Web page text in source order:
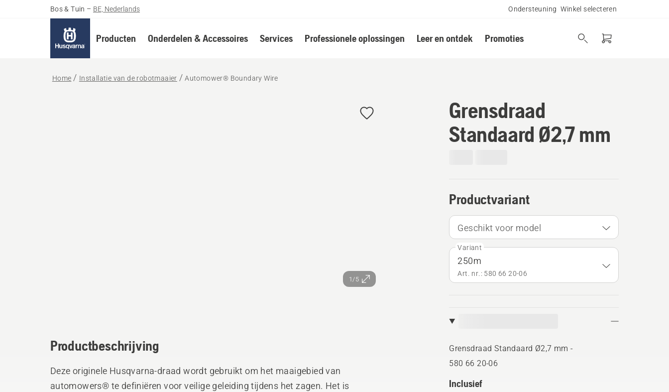
Bos & Tuin – BE, Nederlands Ondersteuning Winkel selecteren
Producten Onderdelen & Accessoires Services Professionele oplossingen Leer en ontdek Promoties
Home Installatie van de robotmaaier Automower® Boundary Wire
1/5
Grensdraad
Standaard Ø2,7 mm
Productvariant
Geschikt voor model
Variant
250m
Art. nr.: 580 66 20‑06
Grensdraad Standaard Ø2,7 mm -
580 66 20‑06
Inclusief
Productbeschrijving
Deze originele Husqvarna-draad wordt gebruikt om het maaigebied van
automowers® te definiëren voor veilige geleiding tijdens het zagen. Het is